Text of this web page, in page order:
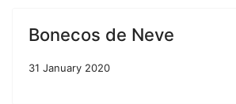
Bonecos de Neve
31 January 2020